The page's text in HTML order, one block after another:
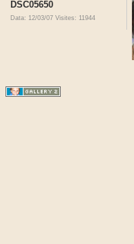
DSC05650
Data: 12/03/07 Visites: 11944